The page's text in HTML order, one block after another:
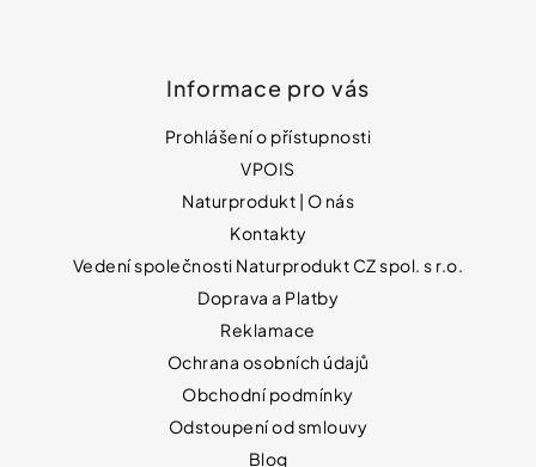
Informace pro vás
Prohlášení o přístupnosti
VPOIS
Naturprodukt | O nás
Kontakty
Vedení společnosti Naturprodukt CZ spol. s r.o.
Doprava a Platby
Reklamace
Ochrana osobních údajů
Obchodní podmínky
Odstoupení od smlouvy
Blog